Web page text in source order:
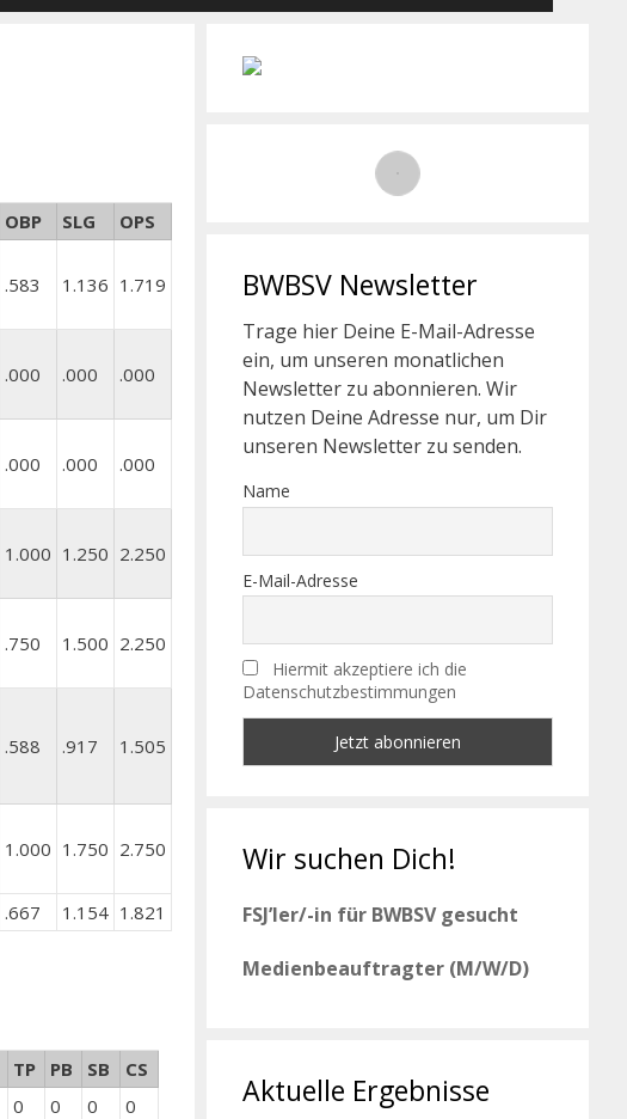
OBP SLG
OPS
.583 1.136 1.719
.000 .000 .000
.000 .000 .000
1.000 1.250 2.250
.750 1.500 2.250
.588 .917 1.505
1.000 1.750 2.750
.667 1.154 1.821
TP PB SB
CS
0 0 0
0
BWBSV Newsletter
Trage hier Deine E-Mail-Adresse
ein, um unseren monatlichen
Newsletter zu abonnieren. Wir
nutzen Deine Adresse nur, um Dir
unseren Newsletter zu senden.
Name
E-Mail-Adresse
Hiermit akzeptiere ich die
Datenschutzbestimmungen
Wir suchen Dich!
FSJ’ler/-in für BWBSV gesucht
Medienbeauftragter (M/W/D)
Aktuelle Ergebnisse